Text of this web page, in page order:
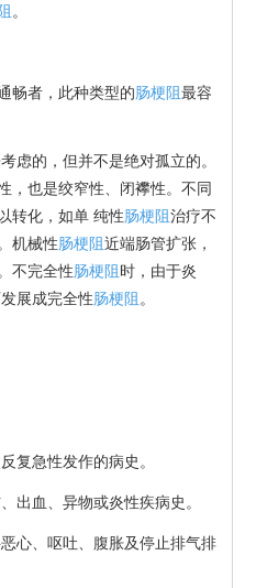
。
畅者，此种类型的肠梗阻最容
虑的，但并不是绝对孤立的。
，也是绞窄性、闭襻性。不同
转化，如单 纯性肠梗阻治疗不
。机械性肠梗阻近端肠管扩张，
。不完全性肠梗阻时，由于炎
展成完全性肠梗阻 。
复急性发作的病史。
出血、异物或炎性疾病史。
心、呕吐、腹胀及停止排气排